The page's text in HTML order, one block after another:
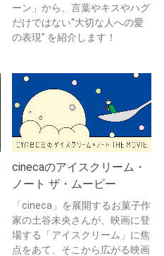
ーン」から、言葉やキスやハグ
だけではない“大切な人への愛
の表現” を紹介します！
cinecaのアイスクリーム・
ノート ザ・ムービー
「cineca」を展開するお菓子作
家の土谷未央さんが、映画に登
場する「アイスクリーム」に焦
点をあて、そこから広がる映画